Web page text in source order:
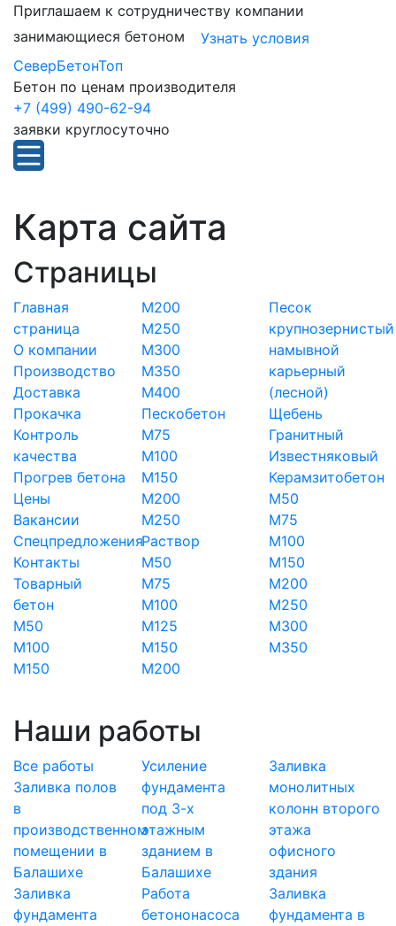
Приглашаем к сотрудничеству компании
занимающиеся бетоном
Узнать условия
СеверБетонТоп
Бетон по ценам производителя
+7 (499) 490-62-94
заявки круглосуточно
Карта сайта
Страницы
Главная
страница
О компании
Производство
Доставка
Прокачка
Контроль
качества
Прогрев бетона
Цены
Вакансии
Спецпредложения
Контакты
Товарный
бетон
М50
М100
М150
М200
М250
М300
М350
М400
Пескобетон
М75
М100
М150
М200
М250
Раствор
М50
М75
М100
М125
М150
М200
Песок
крупнозернистый
намывной
карьерный
(лесной)
Щебень
Гранитный
Известняковый
Керамзитобетон
М50
М75
М100
М150
М200
М250
М300
М350
Наши работы
Все работы
Заливка полов
в
производственном
помещении в
Балашихе
Заливка
фундамента
Усиление
фундамента
под 3-х
этажным
зданием в
Балашихе
Работа
бетононасоса
Заливка
монолитных
колонн второго
этажа
офисного
здания
Заливка
фундамента в